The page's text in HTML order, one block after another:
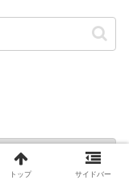
トップ サイドバー